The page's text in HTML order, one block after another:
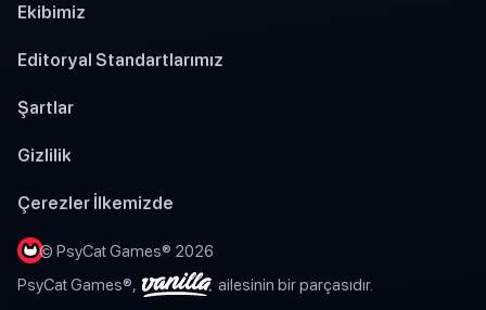
Ekibimiz
Editoryal Standartlarımız
Şartlar
Gizlilik
Çerezler İlkemizde
© PsyCat Games® 2026
PsyCat Games®,
ailesinin bir parçasıdır.